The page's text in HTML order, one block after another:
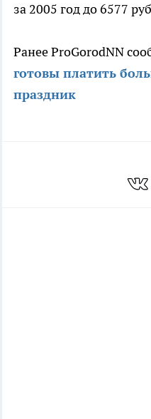
за 2005 год до 6577
Ранее ProGorodNN
готовы платить
праздник